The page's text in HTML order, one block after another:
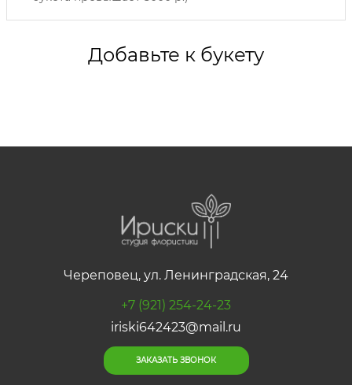
Добавьте к букету
Череповец, ул. Ленинградская, 24
+7 (921) 254-24-23
iriski642423@mail.ru
ЗАКАЗАТЬ ЗВОНОК